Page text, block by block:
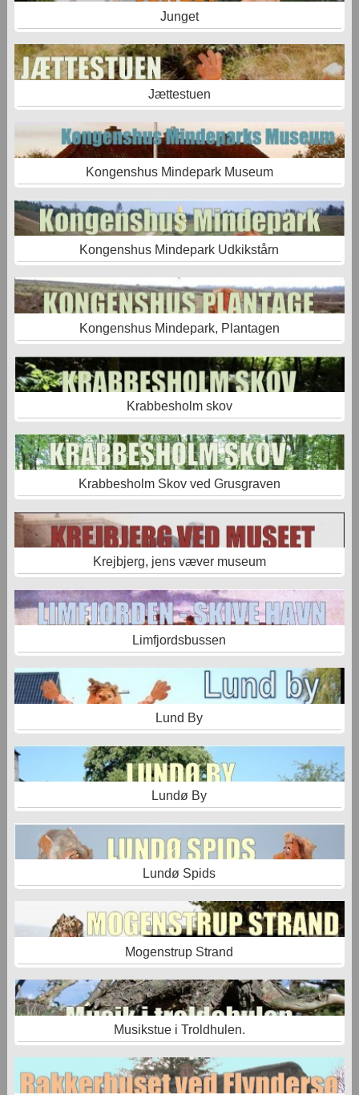
Junget
Jættestuen
Kongenshus Mindepark Museum
Kongenshus Mindepark Udkikstårn
Kongenshus Mindepark, Plantagen
Krabbesholm skov
Krabbesholm Skov ved Grusgraven
Krejbjerg, jens væver museum
Limfjordsbussen
Lund By
Lundø By
Lundø Spids
Mogenstrup Strand
Musikstue i Troldhulen.